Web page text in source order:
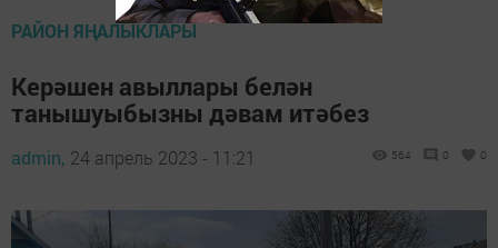
РАЙОН ЯҢАЛЫКЛАРЫ
Керәшен авыллары белән
танышуыбызны дәвам итәбез
admin, 24 апрель 2023 - 11:21 564 0 0